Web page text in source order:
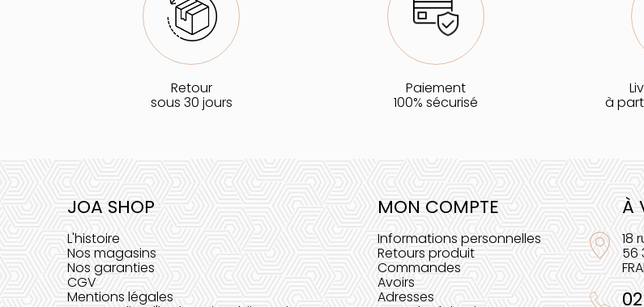
Retour
sous 30 jours
Paiement
100% sécurisé à
JOA SHOP
L'histoire
Nos magasins
Nos garanties
CGV
Mentions légales
MON COMPTE
Informations personnelles
Retours produit
Commandes
Avoirs
Adresses
À
18
56